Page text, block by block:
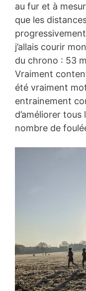
au fur et à
que les
j’allais courir
du chrono : 53
Vraiment
été vraiment
entrainement
d’améliorer
nombre de